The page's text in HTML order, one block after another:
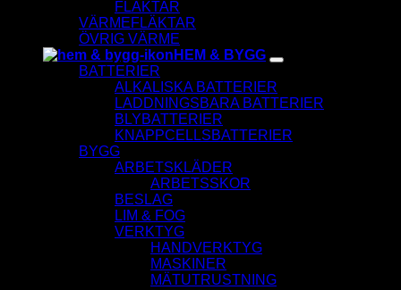
FLÄKTAR
VÄRMEFLÄKTAR
ÖVRIG VÄRME
HEM & BYGG
BATTERIER
ALKALISKA BATTERIER
LADDNINGSBARA BATTERIER
BLYBATTERIER
KNAPPCELLSBATTERIER
BYGG
ARBETSKLÄDER
ARBETSSKOR
BESLAG
LIM & FOG
VERKTYG
HANDVERKTYG
MASKINER
MÄTUTRUSTNING